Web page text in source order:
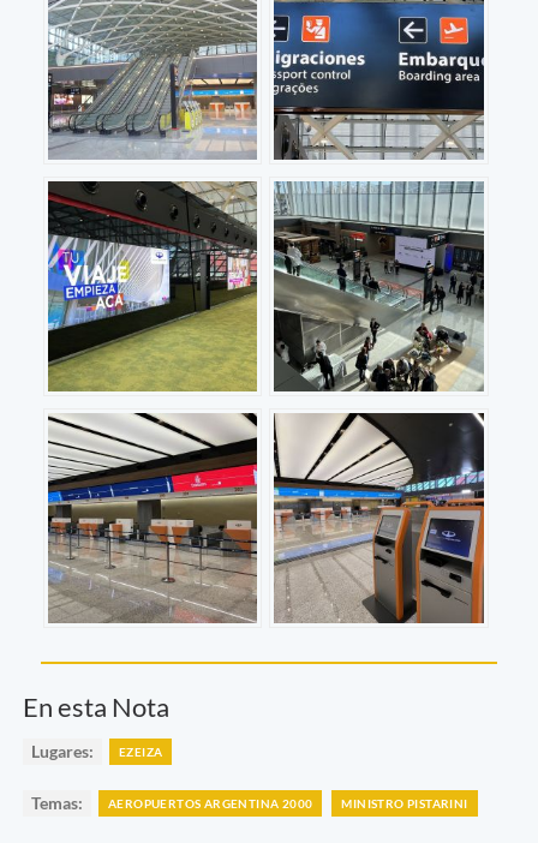
En esta Nota
Lugares: EZEIZA
Temas: AEROPUERTOS ARGENTINA 2000 MINISTRO PISTARINI